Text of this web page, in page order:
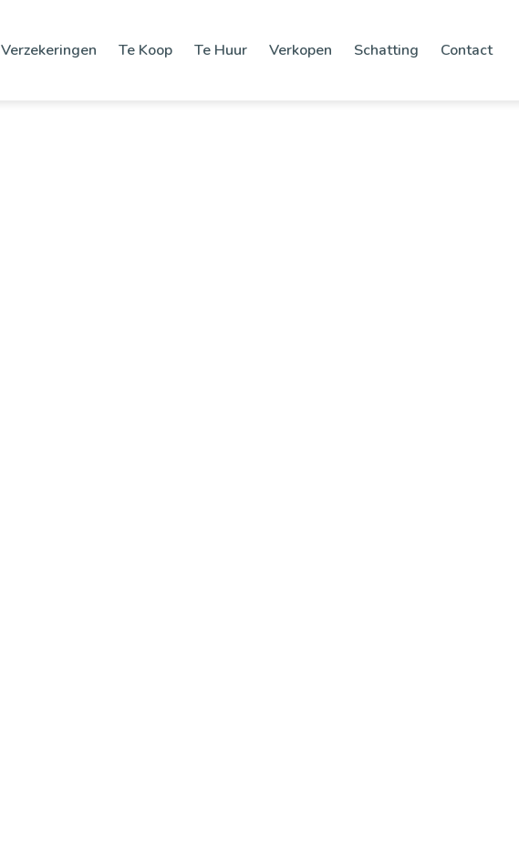
Verzekeringen Te Koop Te Huur Verkopen Schatting Contact